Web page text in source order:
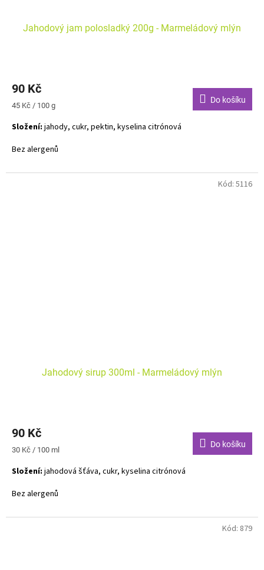
Jahodový jam polosladký 200g - Marmeládový mlýn
90 Kč
Měrná
45 Kč / 100 g
Do košíku
Složení: jahody, cukr, pektin, kyselina citrónová
Bez alergenů
Jahodový sirup 300ml - Marmeládový mlýn
90 Kč
Měrná
30 Kč / 100 ml
Do košíku
Složení: jahodová šťáva, cukr, kyselina citrónová
Bez alergenů
Kód: 5116
Kód: 879